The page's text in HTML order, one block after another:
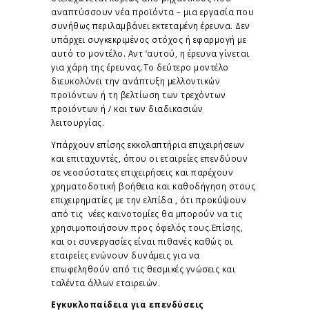
αναπτύσσουν νέα προϊόντα – μια εργασία που
συνήθως περιλαμβάνει εκτεταμένη έρευνα. Δεν
υπάρχει συγκεκριμένος στόχος ή εφαρμογή με
αυτό το μοντέλο. Αντ ‘αυτού, η έρευνα γίνεται
για χάρη της έρευνας.Το δεύτερο μοντέλο
διευκολύνει την ανάπτυξη μελλοντικών
προϊόντων ή τη βελτίωση των τρεχόντων
προϊόντων ή / και των διαδικασιών
λειτουργίας.
Υπάρχουν επίσης εκκολαπτήρια επιχειρήσεων
και επιταχυντές, όπου οι εταιρείες επενδύουν
σε νεοσύστατες επιχειρήσεις και παρέχουν
χρηματοδοτική βοήθεια και καθοδήγηση στους
επιχειρηματίες με την ελπίδα , ότι προκύψουν
από τις νέες καινοτομίες θα μπορούν να τις
χρησιμοποιήσουν προς όφελός τους.Επίσης,
και οι συνεργασίες είναι πιθανές καθώς οι
εταιρείες ενώνουν δυνάμεις για να
επωφεληθούν από τις θεσμικές γνώσεις και
ταλέντα άλλων εταιρειών.
Εγκυκλοπαίδεια για επενδύσεις